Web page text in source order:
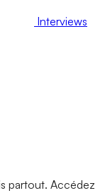
Interviews
partout. Accédez